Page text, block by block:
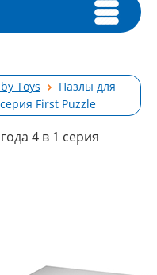
Toys
Пазлы для
First Puzzle